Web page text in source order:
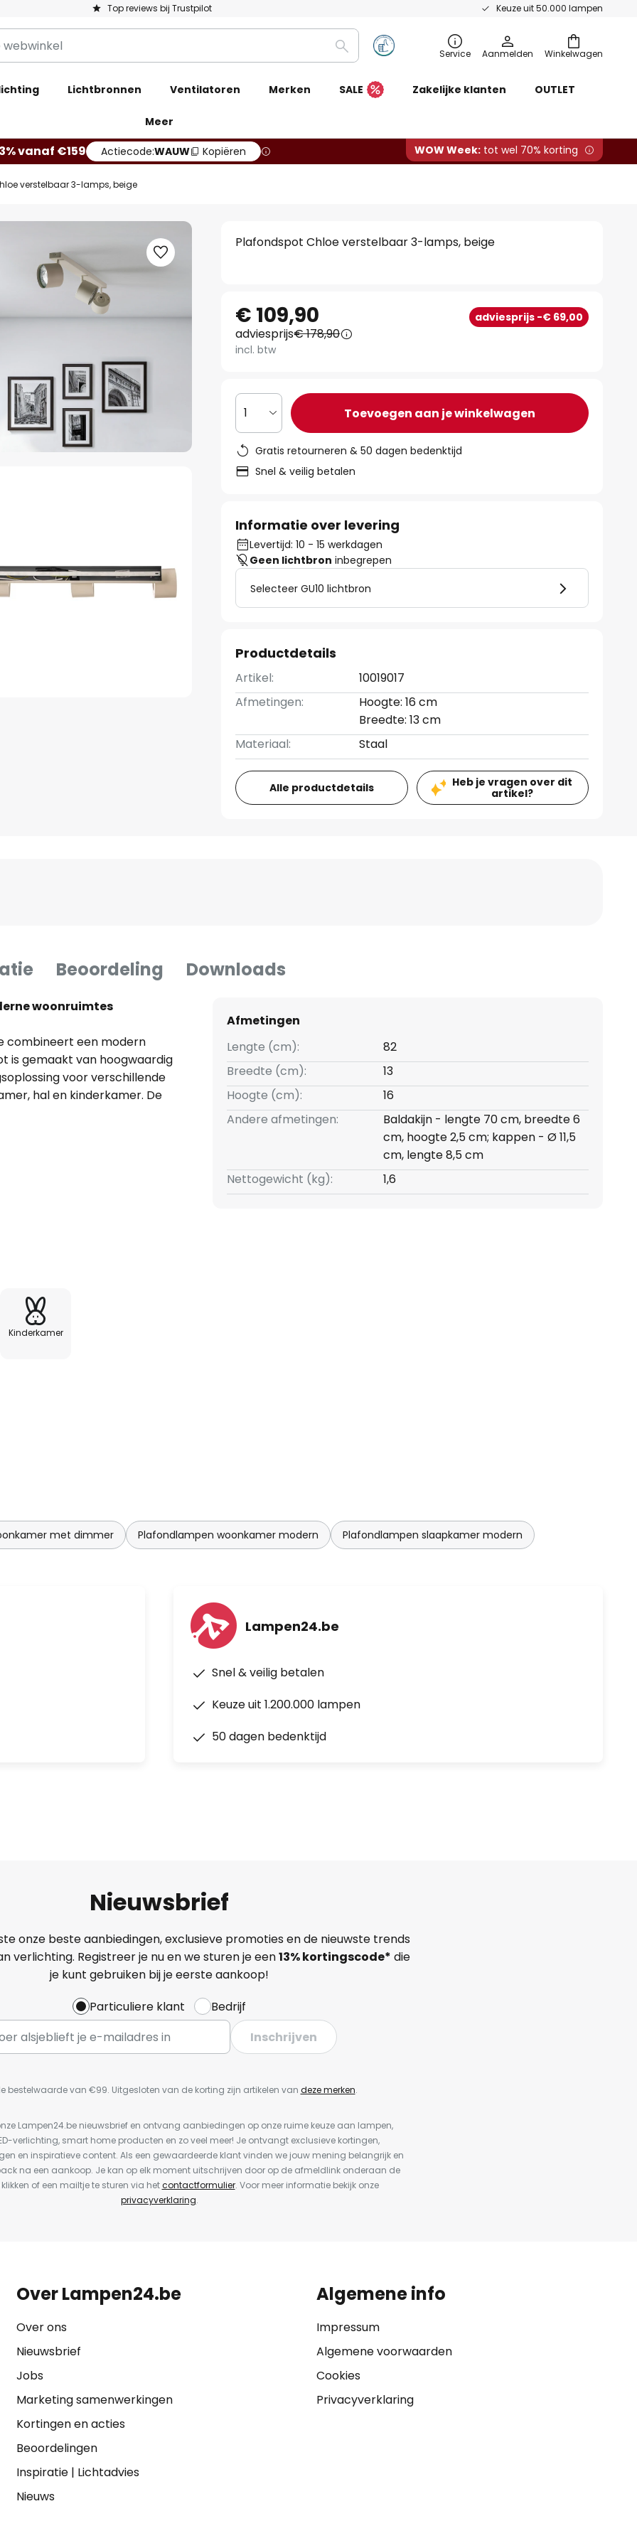
Top reviews bij Trustpilot Keuze uit 50.000 lampen
Winkelwagen
Zoeken Service Aanmelden
Lichtbronnen Ventilatoren Merken SALE Zakelijke klanten OUTLET
Meer
vanaf €159 Actiecode:WAUW Kopiëren WOW Week: tot wel 70% korting
verstelbaar 3-lamps, beige
Plafondspot Chloe verstelbaar 3-lamps, beige
€ 109,90 adviesprijs -€ 69,00
adviesprijs€ 178,90
incl. btw
1 Toevoegen aan je winkelwagen
Gratis retourneren & 50 dagen bedenktijd
Snel & veilig betalen
Informatie over levering
Levertijd: 10 - 15 werkdagen
Geen lichtbron inbegrepen
Selecteer GU10 lichtbron
Productdetails
Artikel:
10019017
Afmetingen:
Hoogte: 16 cm
Breedte: 13 cm
Materiaal:
Staal
Alle productdetails
Heb je vragen over dit
artikel?
Beoordeling Downloads
woonruimtes
combineert een modern
is gemaakt van hoogwaardig
voor verschillende
hal en kinderkamer. De
mogelijk en creëert een
worden geregeld. De in
zijn hoge kwaliteit, maar ook
interieurstijlen. De
Kinderkamer
Afmetingen
Lengte (cm):
82
Breedte (cm):
13
Hoogte (cm):
16
Andere afmetingen:
Baldakijn - lengte 70 cm, breedte 6
cm, hoogte 2,5 cm; kappen - Ø 11,5
cm, lengte 8,5 cm
Nettogewicht (kg):
1,6
met dimmer Plafondlampen woonkamer modern Plafondlampen slaapkamer modern
Lampen24.be
Snel & veilig betalen
Keuze uit 1.200.000 lampen
50 dagen bedenktijd
Nieuwsbrief
onze beste aanbiedingen, exclusieve promoties en de nieuwste trends
verlichting. Registreer je nu en we sturen je een13%kortingscode* die
je kunt gebruiken bij je eerste aankoop!
Particuliere klant
Bedrijf
Inschrijven
bestelwaarde van €99. Uitgesloten van de korting zijn artikelen van deze merken.
Lampen24.be nieuwsbrief en ontvang aanbiedingen op onze ruime keuze aan lampen,
verlichting, smart home producten en zo veel meer! Je ontvangt exclusieve kortingen,
en inspiratieve content. Als een gewaardeerde klant vinden we jouw mening belangrijk en
na een aankoop. Je kan op elk moment uitschrijven door op de afmeldlink onderaan de
of een mailtje te sturen via hetcontactformulier. Voor meer informatie bekijk onze
privacyverklaring.
Over Lampen24.be
Over ons
Nieuwsbrief
Jobs
Marketing samenwerkingen
Kortingen en acties
Beoordelingen
Inspiratie| Lichtadvies
Nieuws
Algemene info
Impressum
Algemene voorwaarden
Cookies
Privacyverklaring